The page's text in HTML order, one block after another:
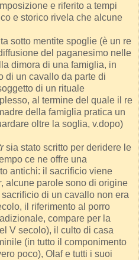
e riferito a tempi
e storico rivela che alcune
sotto mentite spoglie (è un re
del paganesimo nelle
dimora di una famiglia, in
di un cavallo da parte di
di un rituale
al termine del quale il re
della famiglia pratica un
oltre la soglia, v.dopo)
sia stato scritto per deridere le
ce ne offre una
antichi: il sacrificio viene
, alcune parole sono di origine
sacrificio di un cavallo non era
il riferimento al porro
compare per la
V secolo), il culto di casa
(in tutto il componimento
poco), Olaf e tutti i suoi